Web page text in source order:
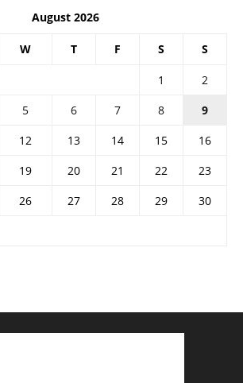
August 2026
W T F S S
1
2
5 6 7 8
9
12 13 14 15
16
19 20 21 22
23
26 27 28 29
30